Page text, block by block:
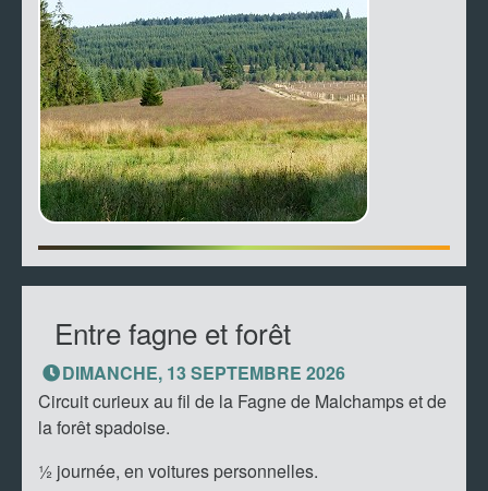
Entre fagne et forêt
DIMANCHE, 13 SEPTEMBRE 2026
Circuit curieux au fil de la Fagne de Malchamps et de
la forêt spadoise.
½ journée, en voitures personnelles.